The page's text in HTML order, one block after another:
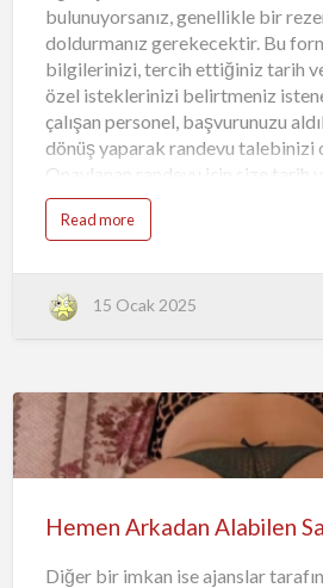
bulunuyorsanız, genellikle bir
doldurmanız gerekecektir. Bu
bilgilerinizi, tercih ettiğiniz tarih ve
özel isteklerinizi belirtmeniz
çalışan personel, başvurunuzu
dönüş yaparak randevu talebinizi
Onaylanan randevu için size tarih
eşleştirilmiş olacak bir escortun
noktada, randevu detaylarınızı
olmalısınız. Onaylanan
ilettiği bilgileri not alarak, randevu
randevu alma süreci oldukça
için, güvenilir ve konforlu bir
sağlanmış olacaktır. Yerel escort
Read more
15 Ocak 2025
Diğer bir imkan ise ajanslar